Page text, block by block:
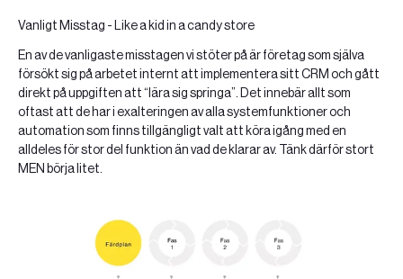
Vanligt Misstag - Like a kid in a candy store
En av de vanligaste misstagen vi stöter på är företag som själva
försökt sig på arbetet internt att implementera sitt CRM och gått
direkt på uppgiften att “lära sig springa”. Det innebär allt som
oftast att de har i exalteringen av alla systemfunktioner och
automation som finns tillgängligt valt att köra igång med en
alldeles för stor del funktion än vad de klarar av. Tänk därför stort
MEN börja litet.